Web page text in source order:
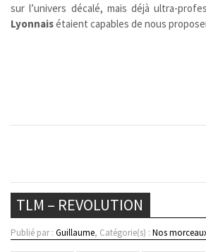
sur l’univers décalé, mais déjà ultra-
Lyonnaisétaient capables de nous
TLM – REVOLUTION
Publié par : Guillaume, Catégorie(s) : Nos